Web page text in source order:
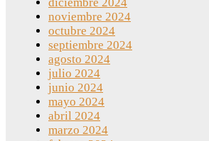
noviembre 2024
octubre 2024
septiembre 2024
agosto 2024
julio 2024
junio 2024
mayo 2024
abril 2024
marzo 2024